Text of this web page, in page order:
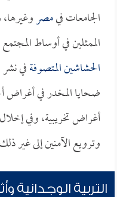
الجامعات فيمصر
الممثلين في أوساط
الحشاشينالمتصوفةفي
ضحايا المخدر في
أغراض تخريبية، وفي
وترويع الآمنين إلى غير
التربية الوجدانية